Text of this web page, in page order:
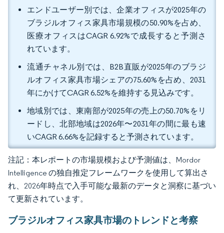
エンドユーザー別では、企業オフィスが2025年の
ブラジルオフィス家具市場規模の50.90%を占め、
医療オフィスはCAGR 6.92%で成長すると予測さ
れています。
流通チャネル別では、B2B直販が2025年のブラジ
ルオフィス家具市場シェアの75.60%を占め、2031
年にかけてCAGR 6.52%を維持する見込みです。
地域別では、東南部が2025年の売上の50.70%をリ
ードし、北部地域は2026年〜2031年の間に最も速
いCAGR 6.66%を記録すると予測されています。
注記：本レポートの市場規模および予測値は、Mordor
Intelligence の独自推定フレームワークを使用して算出さ
れ、2026年時点で入手可能な最新のデータと洞察に基づい
て更新されています。
ブラジルオフィス家具市場のトレンドと考察